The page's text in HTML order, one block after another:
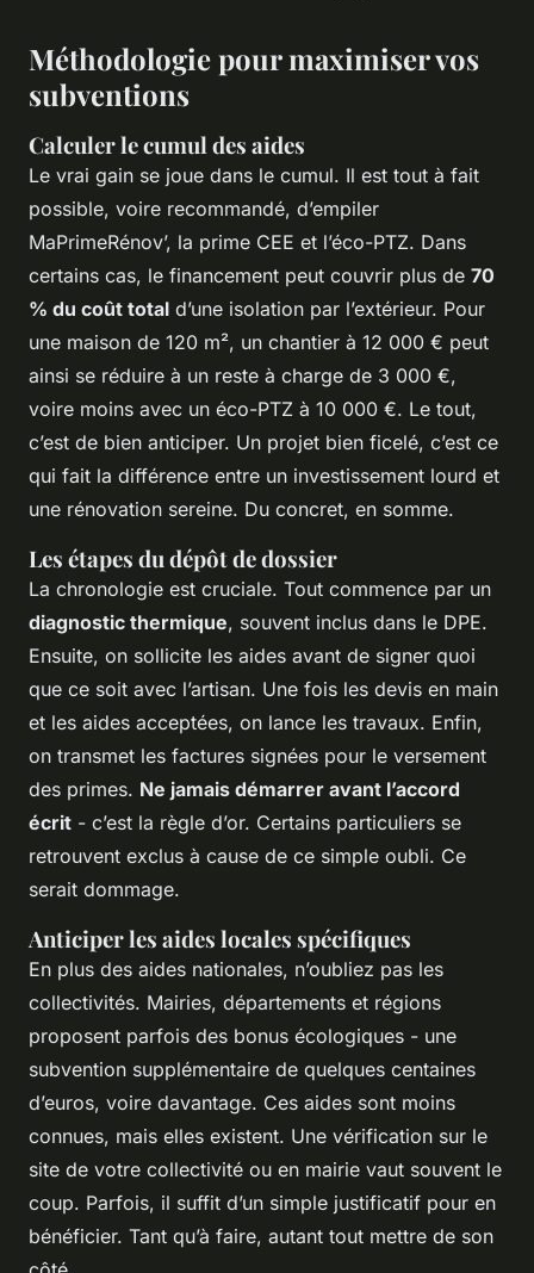
Méthodologie pour maximiser vos
subventions
Calculer le cumul des aides
Le vrai gain se joue dans le cumul. Il est tout à fait
possible, voire recommandé, d’empiler
MaPrimeRénov’, la prime CEE et l’éco-PTZ. Dans
certains cas, le financement peut couvrir plus de 70
% du coût total d’une isolation par l’extérieur. Pour
une maison de 120 m², un chantier à 12 000 € peut
ainsi se réduire à un reste à charge de 3 000 €,
voire moins avec un éco-PTZ à 10 000 €. Le tout,
c’est de bien anticiper. Un projet bien ficelé, c’est ce
qui fait la différence entre un investissement lourd et
une rénovation sereine. Du concret, en somme.
Les étapes du dépôt de dossier
La chronologie est cruciale. Tout commence par un
diagnostic thermique, souvent inclus dans le DPE.
Ensuite, on sollicite les aides avant de signer quoi
que ce soit avec l’artisan. Une fois les devis en main
et les aides acceptées, on lance les travaux. Enfin,
on transmet les factures signées pour le versement
des primes. Ne jamais démarrer avant l’accord
écrit - c’est la règle d’or. Certains particuliers se
retrouvent exclus à cause de ce simple oubli. Ce
serait dommage.
Anticiper les aides locales spécifiques
En plus des aides nationales, n’oubliez pas les
collectivités. Mairies, départements et régions
proposent parfois des bonus écologiques - une
subvention supplémentaire de quelques centaines
d’euros, voire davantage. Ces aides sont moins
connues, mais elles existent. Une vérification sur le
site de votre collectivité ou en mairie vaut souvent le
coup. Parfois, il suffit d’un simple justificatif pour en
bénéficier. Tant qu’à faire, autant tout mettre de son